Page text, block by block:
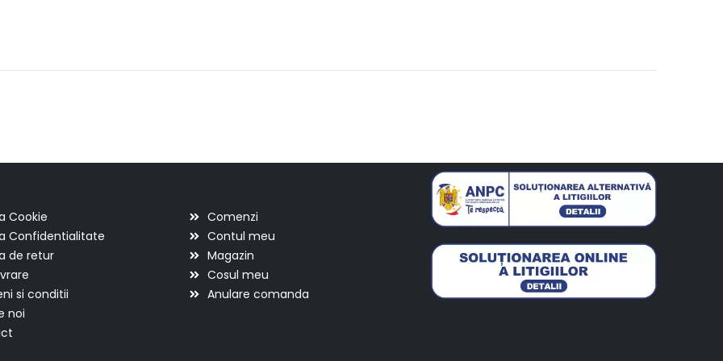
Cookie
Confidentialitate
de retur
si conditii
noi
Comenzi
Contul meu
Magazin
Cosul meu
Anulare comanda